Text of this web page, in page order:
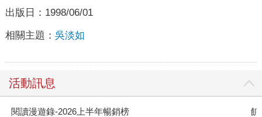
出版日： 1998/06/01
相關主題： 吳淡如
活動訊息
閱讀漫遊錄-2026上半年暢銷榜 飢